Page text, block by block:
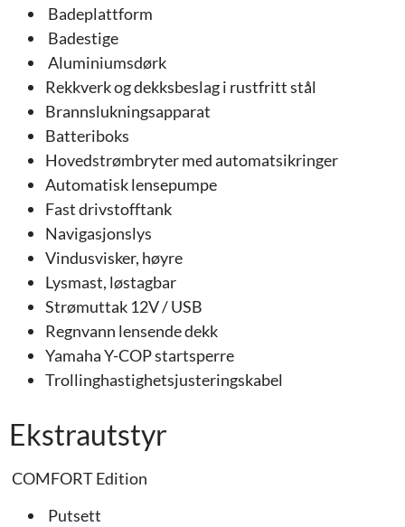
Badeplattform
Badestige
Aluminiumsdørk
Rekkverk og dekksbeslag i rustfritt stål
Brannslukningsapparat
Batteriboks
Hovedstrømbryter med automatsikringer
Automatisk lensepumpe
Fast drivstofftank
Navigasjonslys
Vindusvisker, høyre
Lysmast, løstagbar
Strømuttak 12V / USB
Regnvann lensende dekk
Yamaha Y-COP startsperre
Trollinghastighetsjusteringskabel
Ekstrautstyr
COMFORT Edition
Putsett